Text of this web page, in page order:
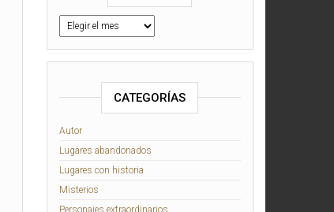
CATEGORÍAS
Autor
Lugares abandonados
Lugares con historia
Misterios
Personajes extraordinarios